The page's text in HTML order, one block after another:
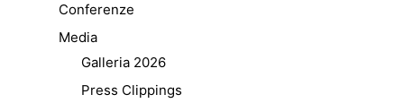
Conferenze
Media
Galleria 2026
Press Clippings